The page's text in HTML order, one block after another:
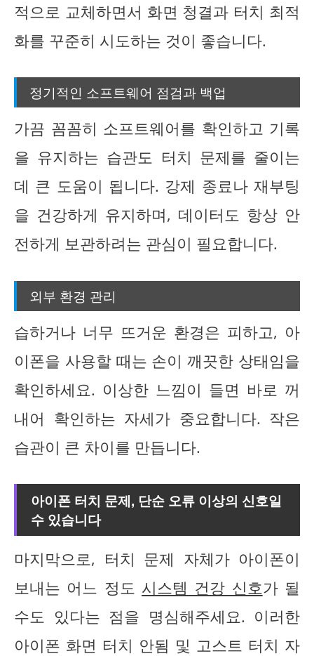
적으로 교체하면서 화면 청결과 터치 최적
화를 꾸준히 시도하는 것이 좋습니다.
정기적인 소프트웨어 점검과 백업
가끔 꼼꼼히 소프트웨어를 확인하고 기록
을 유지하는 습관도 터치 문제를 줄이는
데 큰 도움이 됩니다. 강제 종료나 재부팅
을 건강하게 유지하며, 데이터도 항상 안
전하게 보관하려는 관심이 필요합니다.
외부 환경 관리
습하거나 너무 뜨거운 환경은 피하고, 아
이폰을 사용할 때는 손이 깨끗한 상태임을
확인하세요. 이상한 느낌이 들면 바로 꺼
내어 확인하는 자세가 중요합니다. 작은
습관이 큰 차이를 만듭니다.
아이폰 터치 문제, 단순 오류 이상의 신호일
수 있습니다
마지막으로, 터치 문제 자체가 아이폰이
보내는 어느 정도 시스템 건강 신호가 될
수도 있다는 점을 명심해주세요. 이러한
아이폰 화면 터치 안됨 및 고스트 터치 자